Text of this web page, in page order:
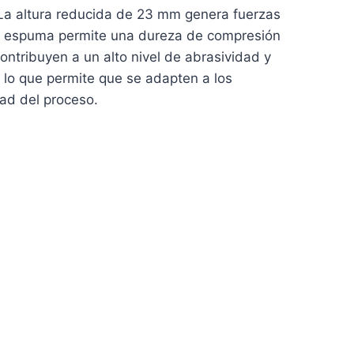
altura reducida de 23 mm genera fuerzas
permite una dureza de compresión
a un alto nivel de abrasividad y
que permite que se adapten a los
del proceso.